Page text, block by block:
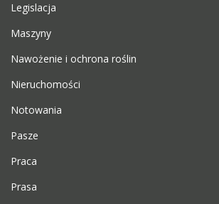
Legislacja
Maszyny
Nawożenie i ochrona roślin
Nieruchomości
Notowania
Pasze
Praca
Prasa